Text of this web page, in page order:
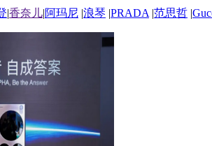
|香奈儿|阿玛尼 |浪琴 |PRADA |范思哲 |